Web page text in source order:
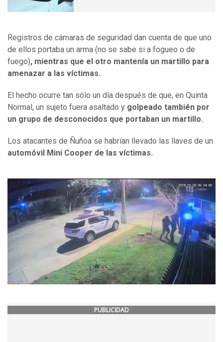
Registros de cámaras de seguridad dan cuenta de que uno
de ellos portaba un arma (no se sabe si a fogueo o de
fuego), mientras que el otro mantenía un martillo para
amenazar a las víctimas.
El hecho ocurre tan sólo un día después de que, en Quinta
Normal, un sujeto fuera asaltado y golpeado también por
un grupo de desconocidos que portaban un martillo.
Los atacantes de Ñuñoa se habrían llevado las llaves de un
automóvil Mini Cooper de las víctimas.
PUBLICIDAD